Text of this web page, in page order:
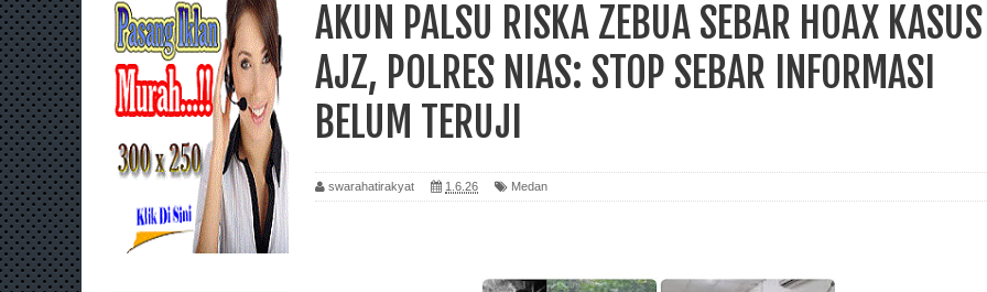
AKUN PALSU RISKA ZEBUA SEBAR HOAX KASUS
AJZ, POLRES NIAS: STOP SEBAR INFORMASI
BELUM TERUJI
swarahatirakyat 1.6.26 Medan